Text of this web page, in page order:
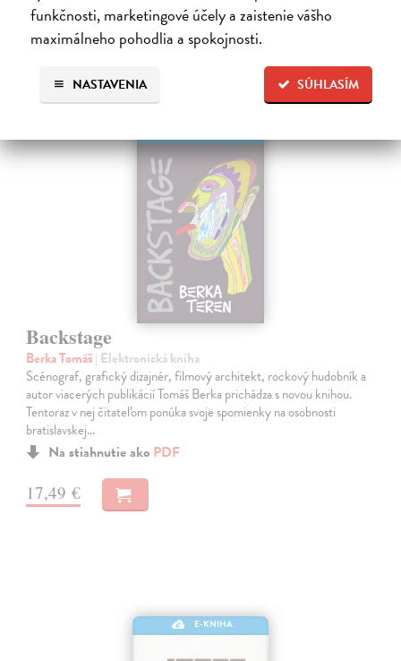
funkčnosti, marketingové účely a zaistenie vášho
maximálneho pohodlia a spokojnosti.
SÚHLASÍM
NASTAVENIA
Backstage
Berka Tomáš| Elektronická kniha
Scénograf, grafický dizajnér, filmový architekt, rockový hudobník a
autor viacerých publikácií Tomáš Berka prichádza s novou knihou.
Tentoraz v nej čitateľom ponúka svoje spomienky na osobnosti
bratislavskej…
Na stiahnutie ako PDF
17,49 €
E-KNIHA